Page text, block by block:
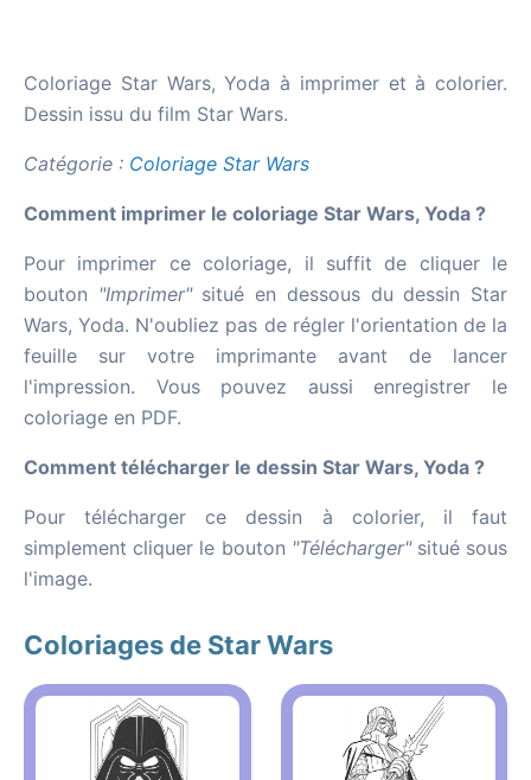
Coloriage Star Wars, Yoda à imprimer et à colorier.
Dessin issu du film Star Wars.
Catégorie : Coloriage Star Wars
Comment imprimer le coloriage Star Wars, Yoda ?
Pour imprimer ce coloriage, il suffit de cliquer le
bouton "Imprimer"situé en dessous du dessin Star
Wars, Yoda. N'oubliez pas de régler l'orientation de la
feuille sur votre imprimante avant de lancer
l'impression. Vous pouvez aussi enregistrer le
coloriage en PDF.
Comment télécharger le dessin Star Wars, Yoda ?
Pour télécharger ce dessin à colorier, il faut
simplement cliquer le bouton "Télécharger"situé sous
l'image.
Coloriages de Star Wars